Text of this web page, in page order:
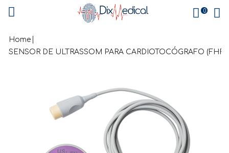
0
Home
SENSOR DE ULTRASSOM PARA CARDIOTOCÓGRAFO (FHR)